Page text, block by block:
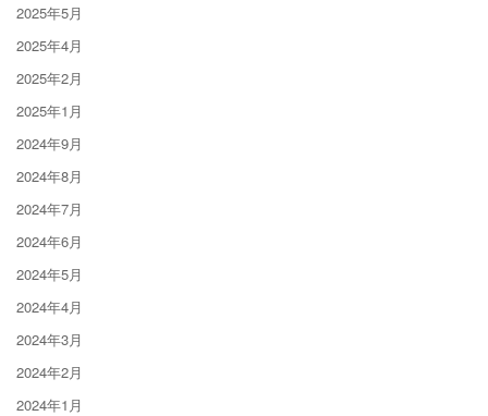
2025年5月
2025年4月
2025年2月
2025年1月
2024年9月
2024年8月
2024年7月
2024年6月
2024年5月
2024年4月
2024年3月
2024年2月
2024年1月